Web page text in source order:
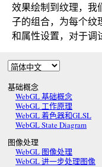
效果绘制到纹理，我
子的组合，为每个纹
和属性设置，对于调
基础概念
WebGL 基础概念
WebGL 工作原理
WebGL 着色器和GLSL
WebGL State Diagram
图像处理
WebGL 图像处理
WebGL 进一步处理图像